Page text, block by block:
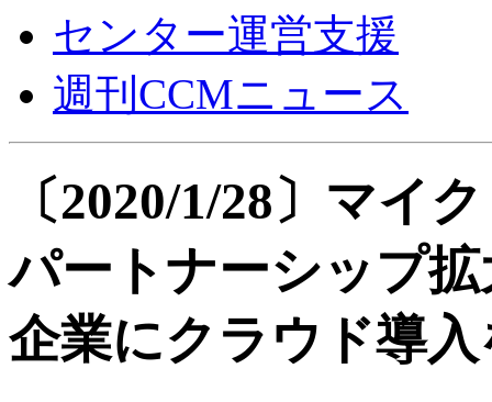
センター運営支援
週刊CCMニュース
〔2020/1/28〕マイ
パートナーシップ
企業にクラウド導